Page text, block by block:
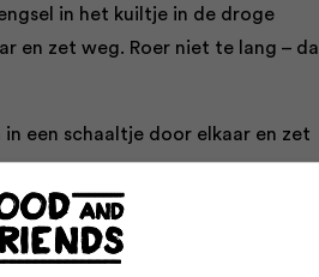
in het kuiltje in de droge
en zet weg. Roer niet te lang –
een schaaltje door elkaar en zet
en schep een paar theelepels
tot ze goudkleurig zijn en